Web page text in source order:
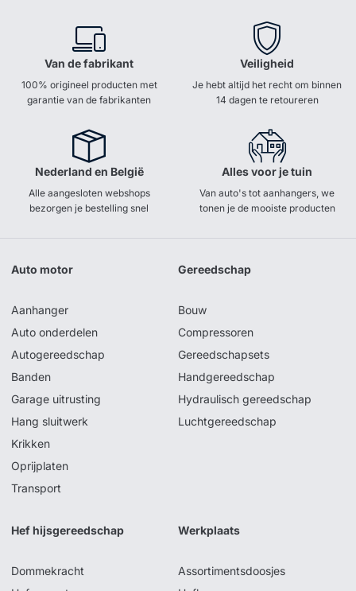
Van de fabrikant
100% origineel producten met
garantie van de fabrikanten
Veiligheid
Je hebt altijd het recht om binnen
14 dagen te retoureren
Nederland en België
Alle aangesloten webshops
bezorgen je bestelling snel
Alles voor je tuin
Van auto's tot aanhangers, we
tonen je de mooiste producten
Auto motor
Aanhanger
Auto onderdelen
Autogereedschap
Banden
Garage uitrusting
Hang sluitwerk
Krikken
Oprijplaten
Transport
Gereedschap
Bouw
Compressoren
Gereedschapsets
Handgereedschap
Hydraulisch gereedschap
Luchtgereedschap
Hef hijsgereedschap
Dommekracht
Werkplaats
Assortimentsdoosjes